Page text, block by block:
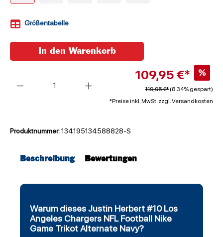
Größentabelle
109,95 €* %
119,95 €* (8.34% gespart)
*Preise inkl. MwSt. zzgl. Versandkosten
In den Warenkorb
Produktnummer:134195134588828-S
Beschreibung Bewertungen
Warum dieses Justin Herbert #10 Los
Angeles Chargers NFL Football Nike
Game Trikot Alternate Navy?